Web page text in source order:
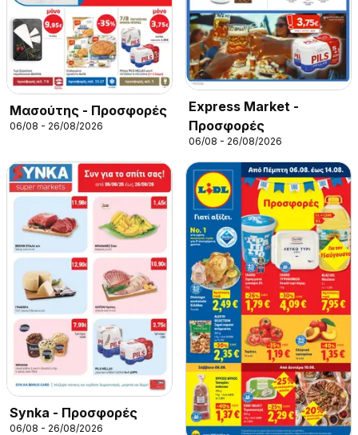
Μασούτης - Προσφορές
06/08 - 26/08/2026
Express Market -
Προσφορές
06/08 - 26/08/2026
Synka - Προσφορές
06/08 - 26/08/2026